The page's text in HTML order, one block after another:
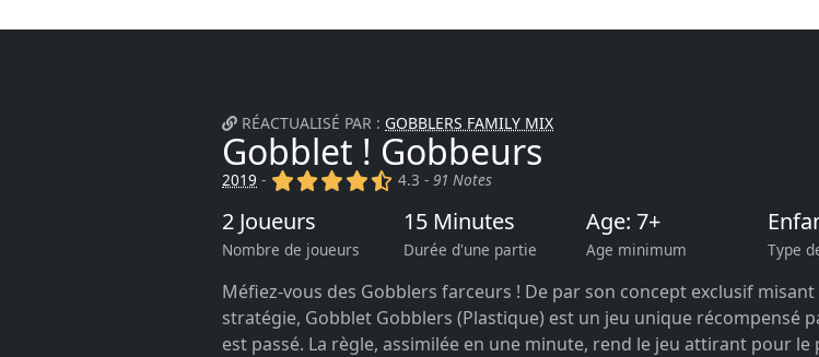
RÉACTUALISÉ PAR : GOBBLERS FAMILY MIX
Gobblet ! Gobbeurs
2019 - (x) (x) (x) (x) (,)
4.3 -91 Notes
2 Joueurs
Nombre de joueurs
15 Minutes
Durée d'une partie
Age: 7+
Age minimum Type
Méfiez-vous des Gobblers farceurs ! De par son concept exclusif
stratégie, Gobblet Gobblers (Plastique) est un jeu unique récompensé
est passé. La règle, assimilée en une minute, rend le jeu attirant pour le